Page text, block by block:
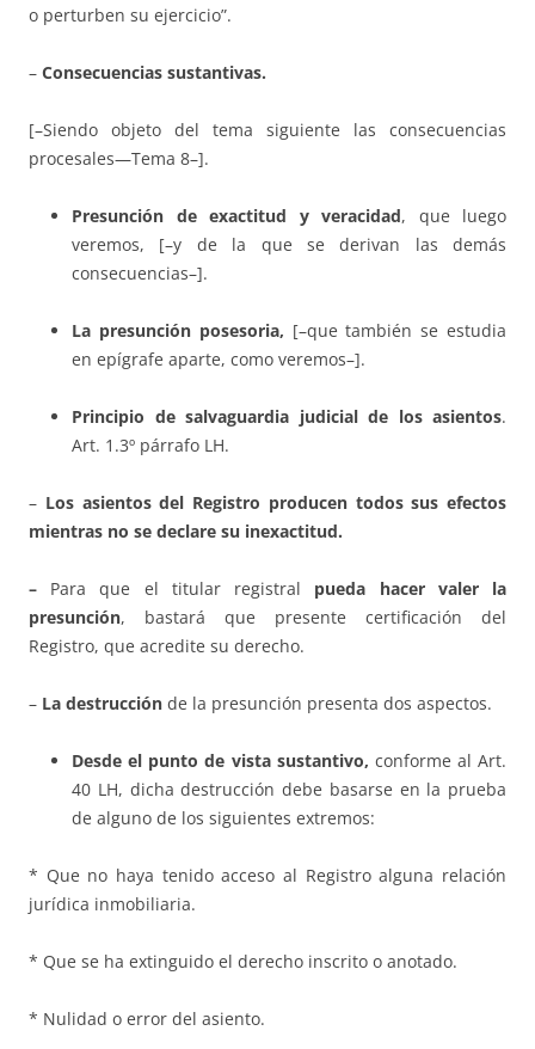
o perturben su ejercicio”.
– Consecuencias sustantivas.
[–Siendo objeto del tema siguiente las consecuencias
procesales—Tema 8–].
Presunción de exactitud y veracidad, que luego
veremos, [–y de la que se derivan las demás
consecuencias–].
La presunción posesoria, [–que también se estudia
en epígrafe aparte, como veremos–].
Principio de salvaguardia judicial de los asientos.
Art. 1.3º párrafo LH.
– Los asientos del Registro producen todos sus efectos
mientras no se declare su inexactitud.
– Para que el titular registral pueda hacer valer la
presunción, bastará que presente certificación del
Registro, que acredite su derecho.
– La destrucción de la presunción presenta dos aspectos.
Desde el punto de vista sustantivo, conforme al Art.
40 LH, dicha destrucción debe basarse en la prueba
de alguno de los siguientes extremos:
* Que no haya tenido acceso al Registro alguna relación
jurídica inmobiliaria.
* Que se ha extinguido el derecho inscrito o anotado.
* Nulidad o error del asiento.